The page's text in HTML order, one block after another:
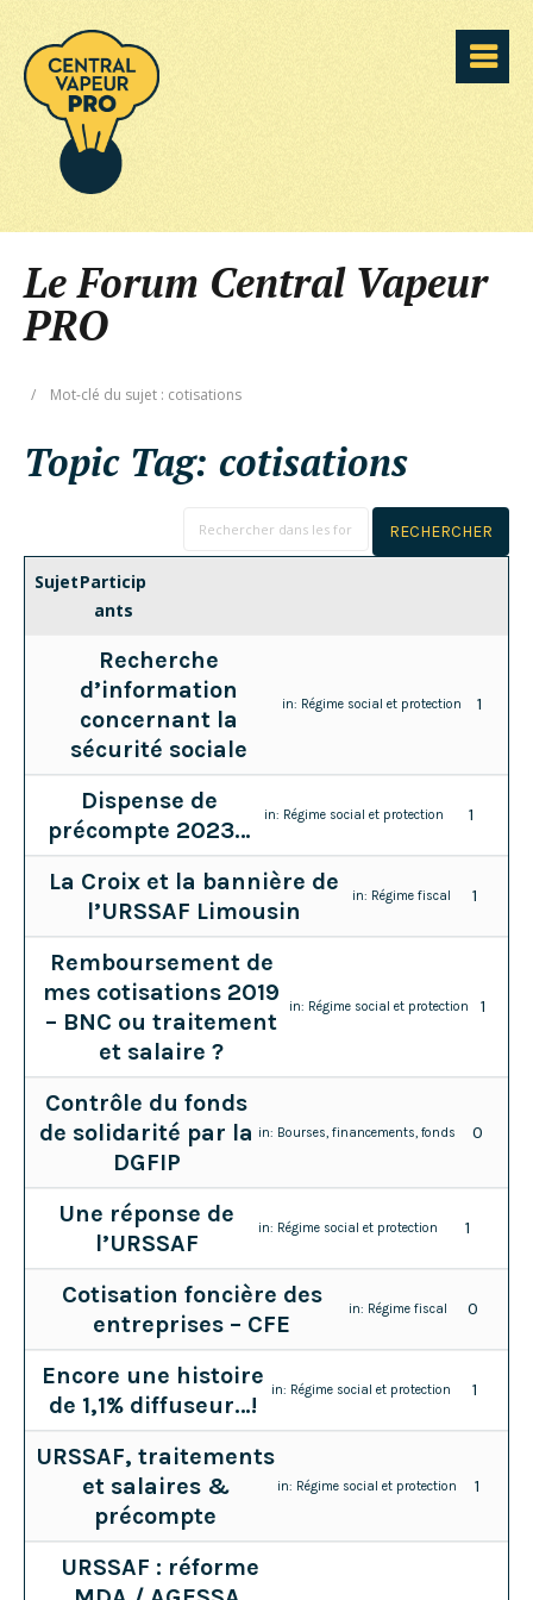
Le Forum Central Vapeur
PRO
/ Mot-clé du sujet : cotisations
Topic Tag: cotisations
SujetParticip
ants
Recherche
d’information
concernant la
sécurité sociale
in: Régime social et protection 1
Dispense de
précompte 2023…
in: Régime social et protection 1
La Croix et la bannière de
l’URSSAF Limousin
in: Régime fiscal 1
Remboursement de
mes cotisations 2019
– BNC ou traitement
et salaire ?
in: Régime social et protection 1
Contrôle du fonds
de solidarité par la
DGFIP
in: Bourses, financements, fonds 0
Une réponse de
l’URSSAF
in: Régime social et protection 1
Cotisation foncière des
entreprises – CFE
in: Régime fiscal 0
Encore une histoire
de 1,1% diffuseur…!
in: Régime social et protection 1
URSSAF, traitements
et salaires &
précompte
in: Régime social et protection 1
URSSAF : réforme